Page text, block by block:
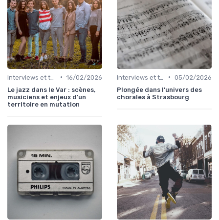
• 16/02/2026
Le jazz dans le Var : scènes,
musiciens et enjeux d’un
territoire en mutation
• 05/02/2026
Plongée dans l'univers des
chorales à Strasbourg